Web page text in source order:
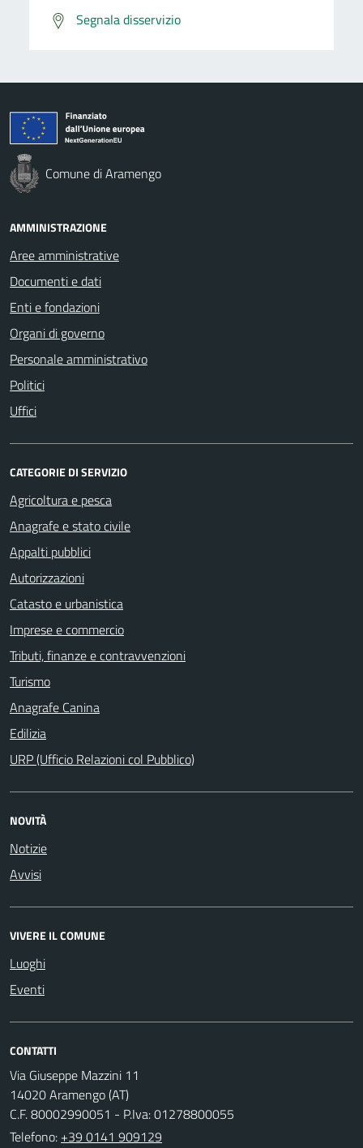
Segnala disservizio
Comune di Aramengo
AMMINISTRAZIONE
Aree amministrative
Documenti e dati
Enti e fondazioni
Organi di governo
Personale amministrativo
Politici
Uffici
CATEGORIE DI SERVIZIO
Agricoltura e pesca
Anagrafe e stato civile
Appalti pubblici
Autorizzazioni
Catasto e urbanistica
Imprese e commercio
Tributi, finanze e contravvenzioni
Turismo
Anagrafe Canina
Edilizia
URP (Ufficio Relazioni col Pubblico)
NOVITÀ
Notizie
Avvisi
VIVERE IL COMUNE
Luoghi
Eventi
CONTATTI
Via Giuseppe Mazzini 11
14020 Aramengo (AT)
C.F. 80002990051 - P.Iva: 01278800055
Telefono: +39 0141 909129